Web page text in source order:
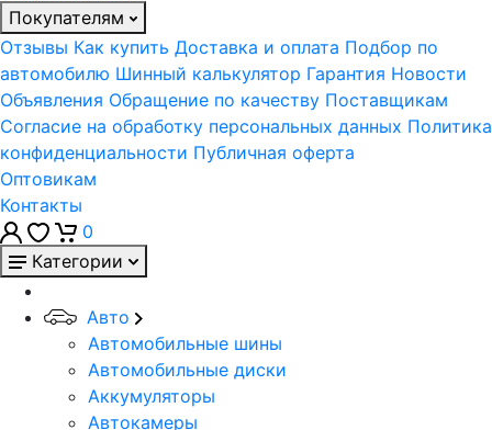
Покупателям
Отзывы Как купить Доставка и оплата Подбор по
автомобилю Шинный калькулятор Гарантия Новости
Объявления Обращение по качеству Поставщикам
Согласие на обработку персональных данных Политика
конфиденциальности Публичная оферта
Оптовикам
Контакты
0
Категории
Авто
Автомобильные шины
Автомобильные диски
Аккумуляторы
Автокамеры